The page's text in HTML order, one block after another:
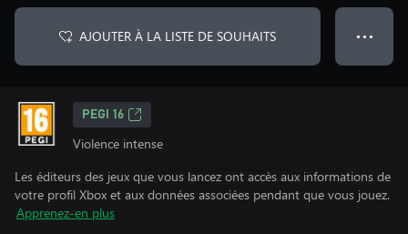
AJOUTER À LA LISTE DE SOUHAITS ● ● ●
PEGI 16
Violence intense
Les éditeurs des jeux que vous lancez ont accès aux informations de
votre profil Xbox et aux données associées pendant que vous jouez.
Apprenez-en plus